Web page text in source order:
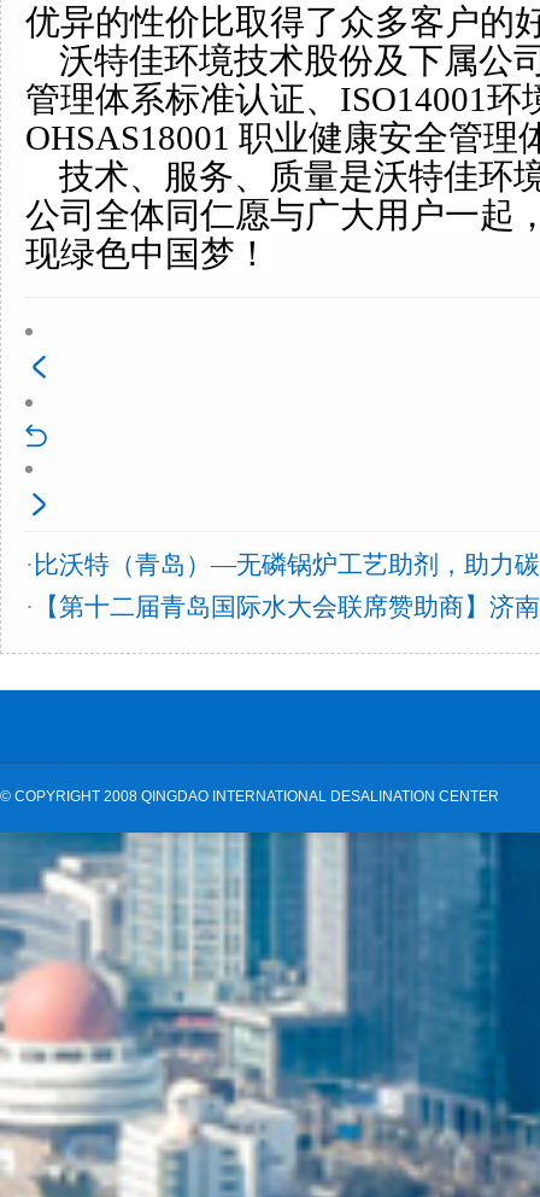
优异的性价比取得了众多客户的
沃特佳环境技术股份及下属公
管理体系标准认证、ISO14001环
OHSAS18001 职业健康安全管理
技术、服务、质量是沃特佳环
公司全体同仁愿与广大用户一起
现绿色中国梦！
· 比沃特（青岛）—无磷锅炉工艺助剂，助力
· 【第十二届青岛国际水大会联席赞助商】济
© COPYRIGHT 2008 QINGDAO INTERNATIONAL DESALINATION CENTER